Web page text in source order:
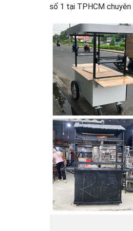
số 1 tại TPHCM